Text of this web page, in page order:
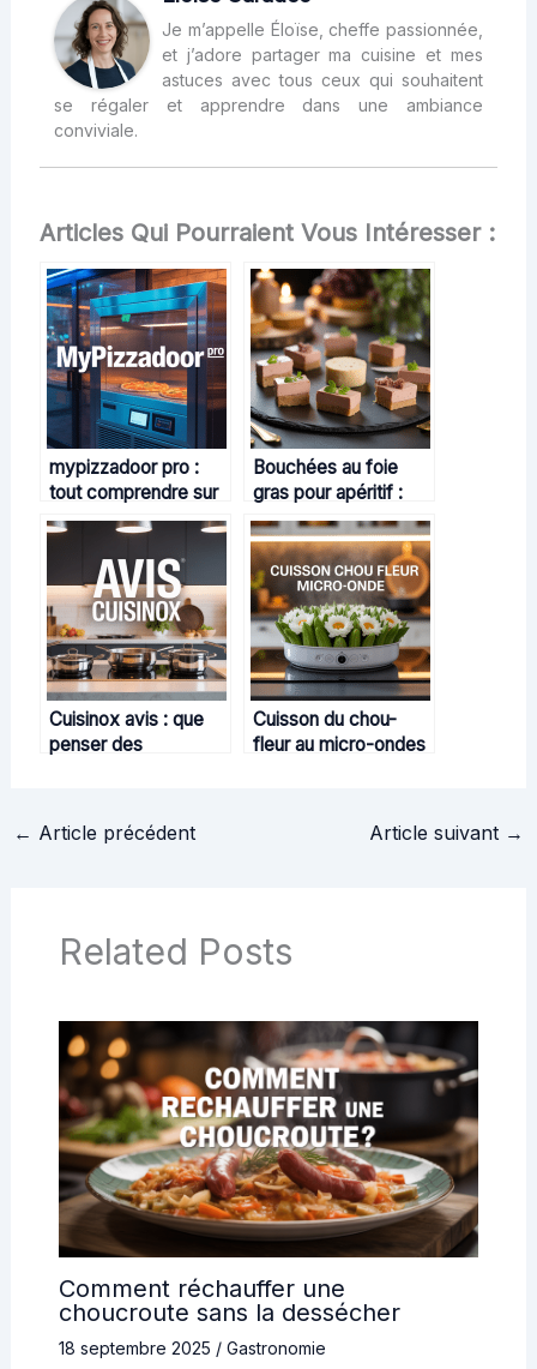
Je m’appelle Éloïse, cheffe passionnée,
et j’adore partager ma cuisine et mes
astuces avec tous ceux qui souhaitent
se régaler et apprendre dans une ambiance
conviviale.
Articles Qui Pourraient Vous Intéresser :
mypizzadoor pro :
tout comprendre sur
la solution de
distribution de pizzas
innovante
Bouchées au foie
gras pour apéritif :
idées gourmandes et
astuces de chefs
Cuisinox avis : que
penser des
marque ?
Cuisson du chou-
fleur au micro-ondes
← Article précédent Article suivant →
Related Posts
Comment réchauffer une
choucroute sans la dessécher
18 septembre 2025 / Gastronomie